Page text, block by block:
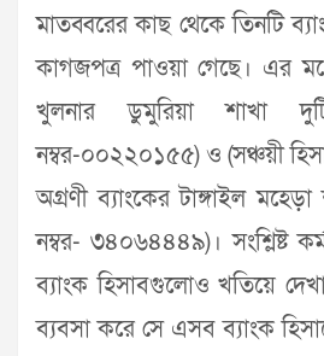
মাতব্বরের কাছ থেকে তিনটি
কাগজপত্র পাওয়া গেছে। এর
খুলনার ডুমুরিয়া শাখা
নম্বর-০০২২০১৫৫) ও (সঞ্চয়ী
অগ্রণী ব্যাংকের টাঙ্গাইল
নম্বর- ৩৪০৬৪৪৪৯)। সংশ্লিষ্ট
ব্যাংক হিসাবগুলোও খতিয়ে
ব্যবসা করে সে এসব ব্যাংক